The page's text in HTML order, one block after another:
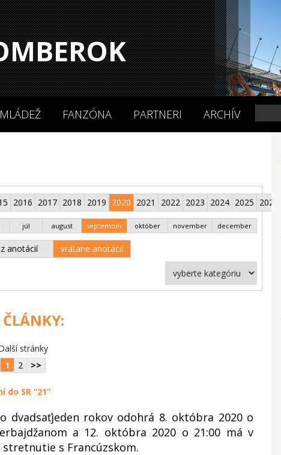
MLÁDEŽ FANZÓNA PARTNERI ARCHÍV
2016 2017 2018 2019 2020 2021 2022 2023 2024 2025 2026
júl august september október november december
anotácií vrátane anotácií
stránky
1
2 >>
SR “21“
dvadsaťjeden rokov odohrá 8. októbra 2020 o
a 12. októbra 2020 o 21:00 má v
s Francúzskom.